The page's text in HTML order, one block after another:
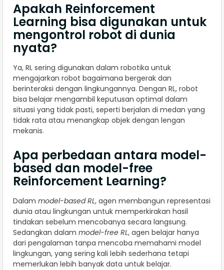
Apakah Reinforcement
Learning bisa digunakan untuk
mengontrol robot di dunia
nyata?
Ya, RL sering digunakan dalam robotika untuk
mengajarkan robot bagaimana bergerak dan
berinteraksi dengan lingkungannya. Dengan RL, robot
bisa belajar mengambil keputusan optimal dalam
situasi yang tidak pasti, seperti berjalan di medan yang
tidak rata atau menangkap objek dengan lengan
mekanis.
Apa perbedaan antara model-
based dan model-free
Reinforcement Learning?
Dalam model-based RL, agen membangun representasi
dunia atau lingkungan untuk memperkirakan hasil
tindakan sebelum mencobanya secara langsung.
Sedangkan dalam model-free RL, agen belajar hanya
dari pengalaman tanpa mencoba memahami model
lingkungan, yang sering kali lebih sederhana tetapi
memerlukan lebih banyak data untuk belajar.